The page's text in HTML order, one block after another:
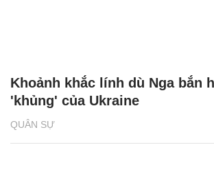
QUÂN SỰ
Khoảnh khắc lính dù Nga bắn
'khủng' của Ukraine